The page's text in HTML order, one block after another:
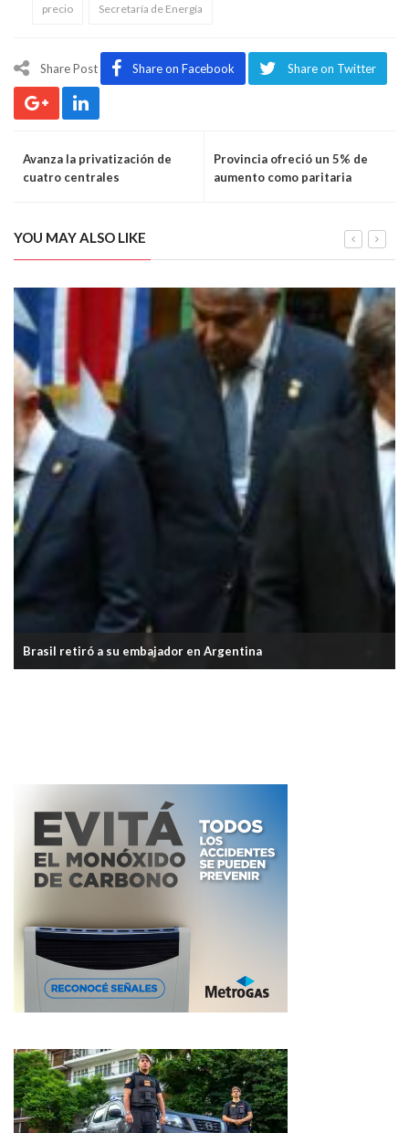
precio Secretaría de Energía
Share Post Share on Facebook Share on Twitter
Avanza la privatización de
cuatro centrales
Provincia ofreció un 5% de
aumento como paritaria
YOU MAY ALSO LIKE
Milei anunció la reforma a la Carta Orgánica del BCRA